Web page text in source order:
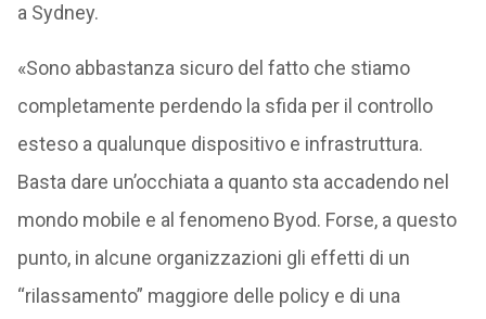
a Sydney.
«Sono abbastanza sicuro del fatto che stiamo
completamente perdendo la sfida per il controllo
esteso a qualunque dispositivo e infrastruttura.
Basta dare un’occhiata a quanto sta accadendo nel
mondo mobile e al fenomeno Byod. Forse, a questo
punto, in alcune organizzazioni gli effetti di un
“rilassamento” maggiore delle policy e di una